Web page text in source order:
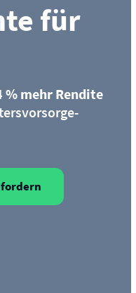
für
% mehr Rendite